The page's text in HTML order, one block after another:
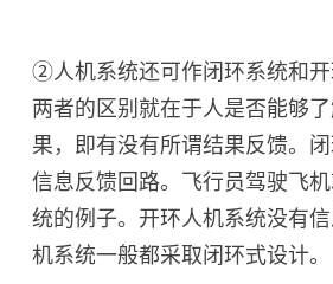
②人机系统还可作闭环系统和开
两者的区别就在于人是否能够
果，即有没有所谓结果反馈。
信息反馈回路。飞行员驾驶飞
统的例子。开环人机系统没有
机系统一般都采取闭环式设计。